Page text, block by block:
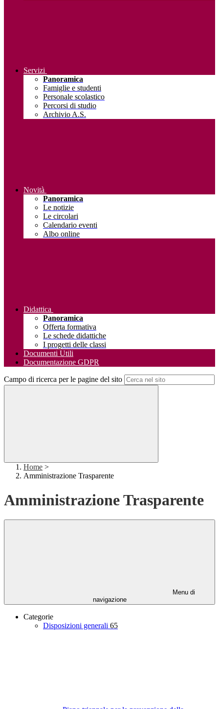
Servizi
Panoramica
Famiglie e studenti
Personale scolastico
Percorsi di studio
Archivio A.S.
Novità
Panoramica
Le notizie
Le circolari
Calendario eventi
Albo online
Didattica
Panoramica
Offerta formativa
Le schede didattiche
I progetti delle classi
Documenti Utili
Documentazione GDPR
Campo di ricerca per le pagine del sito
Home >
Amministrazione Trasparente
Amministrazione Trasparente
Menu di
navigazione
Categorie
Disposizioni generali 65